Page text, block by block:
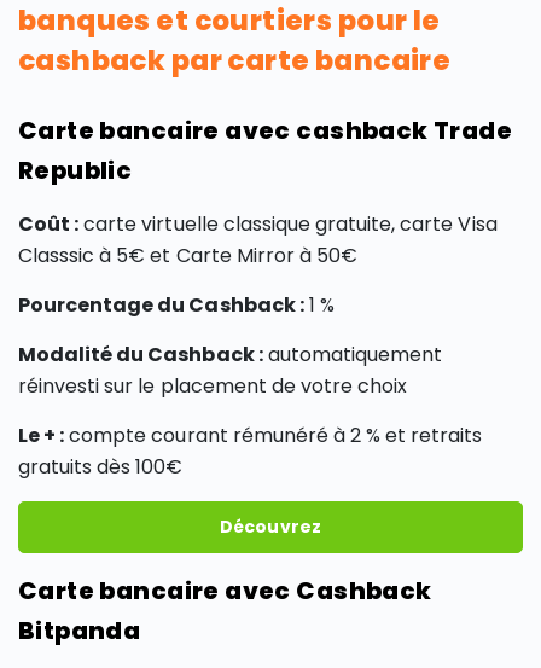
banques et courtiers pour le
cashback par carte bancaire
Carte bancaire avec cashback Trade
Republic
Coût :carte virtuelle classique gratuite, carte Visa
Classsic à 5€ et Carte Mirror à 50€
Pourcentage du Cashback :1 %
Modalité du Cashback :automatiquement
réinvesti sur le placement de votre choix
Le + :compte courant rémunéré à 2 % et retraits
gratuits dès 100€
Découvrez
Carte bancaire avec Cashback
Bitpanda